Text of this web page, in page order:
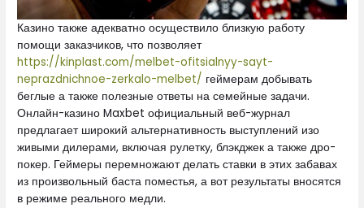
Казино также адекватно осуществило близкую работу
помощи заказчиков, что позволяет
https://kinplast.com/melbet-ofitsialnyy-sayt-
neprazdnichnoe-zerkalo-melbet/ геймерам добывать
беглые а также полезные ответы на семейные задачи.
Онлайн-казино Maxbet официальный веб-журнал
предлагает широкий альтернативность выступлений изо
живыми дилерами, включая рулетку, блэкджек а также дро-
покер. Геймеры перемножают делать ставки в этих забавах
из произвольный баста поместья, а вот результаты вносятся
в режиме реального медли.